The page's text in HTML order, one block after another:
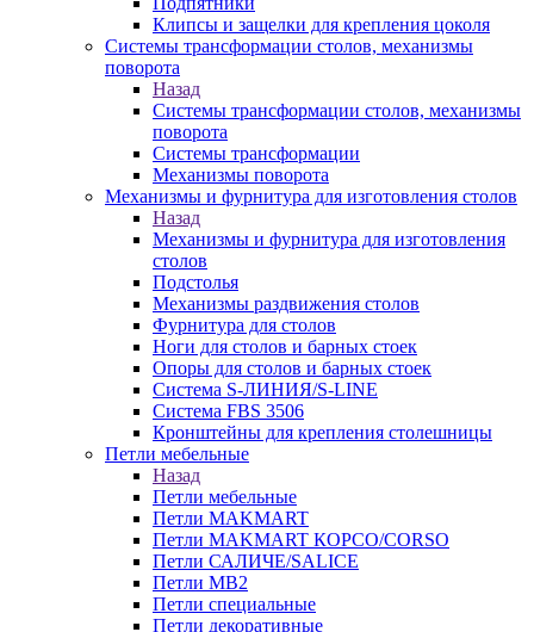
Клипсы и защелки для крепления цоколя
Системы трансформации столов, механизмы
поворота
Назад
Системы трансформации столов, механизмы
поворота
Системы трансформации
Механизмы поворота
Механизмы и фурнитура для изготовления столов
Назад
Механизмы и фурнитура для изготовления
столов
Подстолья
Механизмы раздвижения столов
Фурнитура для столов
Ноги для столов и барных стоек
Опоры для столов и барных стоек
Система S-ЛИНИЯ/S-LINE
Система FBS 3506
Кронштейны для крепления столешницы
Петли мебельные
Назад
Петли мебельные
Петли MAKMART
Петли MAKMART КОРСО/CORSO
Петли САЛИЧЕ/SALICE
Петли MB2
Петли специальные
Петли декоративные